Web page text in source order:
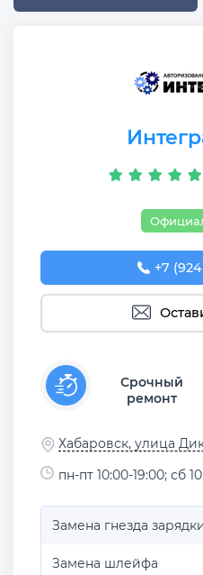
+7
+7
Срочный
ремонт
Хабаровск, улица
пн-пт 10:00-19:00; сб
Замена гнезда
Замена шлейфа